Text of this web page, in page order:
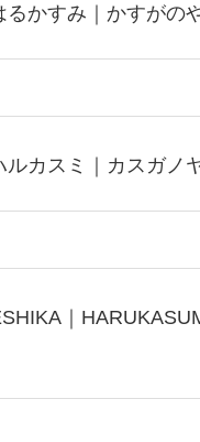
かすみ｜かすがの
カスミ｜カスガノ
｜